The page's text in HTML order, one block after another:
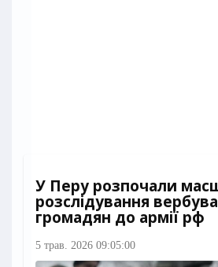
У Перу розпочали
розслідування
громадян до армії рф
5 трав. 2026 09:05:00